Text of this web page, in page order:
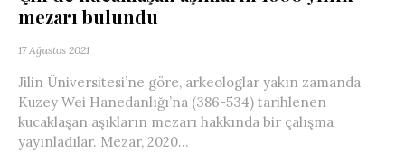
mezarı bulundu
17 Ağustos 2021
Jilin Üniversitesi’ne göre, arkeologlar yakın zamanda
Kuzey Wei Hanedanlığı’na (386-534) tarihlenen
kucaklaşan aşıkların mezarı hakkında bir çalışma
yayınladılar. Mezar, 2020...